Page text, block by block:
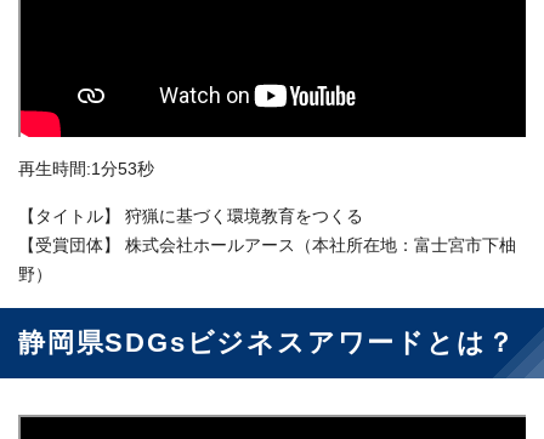
再生時間:1分53秒
【タイトル】 狩猟に基づく環境教育をつくる
【受賞団体】 株式会社ホールアース（本社所在地：富士宮市下柚
野）
静岡県SDGsビジネスアワードとは？